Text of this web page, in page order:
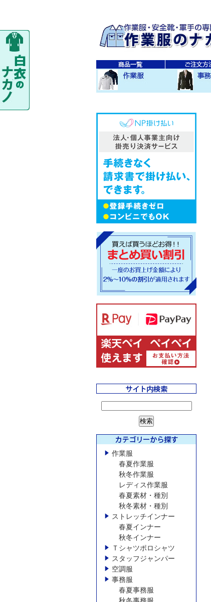
作業服
春夏作業服
秋冬作業服
レディス作業服
春夏素材・種別
秋冬素材・種別
ストレッチインナー
春夏インナー
秋冬インナー
Ｔシャツポロシャツ
スタッフジャンパー
空調服
事務服
春夏事務服